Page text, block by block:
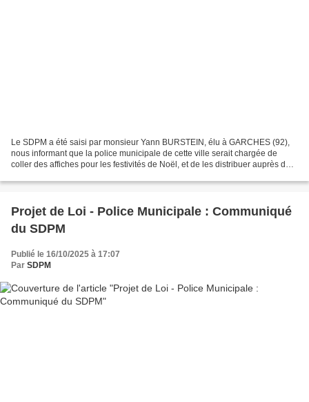
Le SDPM a été saisi par monsieur Yann BURSTEIN, élu à GARCHES (92),
nous informant que la police municipale de cette ville serait chargée de
coller des affiches pour les festivités de Noël, et de les distribuer auprès de
Projet de Loi - Police Municipale : Communiqué
du SDPM
Publié le 16/10/2025 à 17:07
Par SDPM